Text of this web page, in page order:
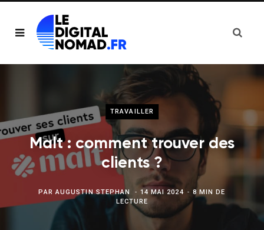
TRAVAILLER
Malt : comment trouver des
clients ?
PARAUGUSTIN STEPHAN 14 MAI 2024
8 MIN DE
LECTURE